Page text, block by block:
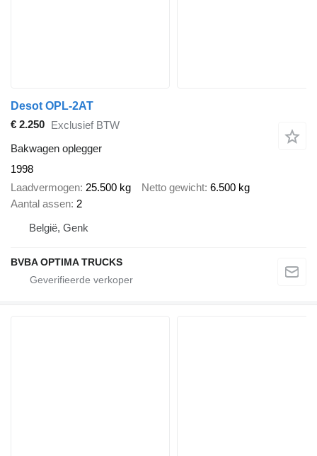
Desot OPL-2AT
€ 2.250 Exclusief BTW
Bakwagen oplegger
1998
Laadvermogen 25.500 kg Netto gewicht 6.500 kg
Aantal assen 2
België, Genk
BVBA OPTIMA TRUCKS